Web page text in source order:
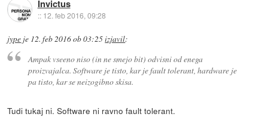
Invictus
:: 12. feb 2016, 09:28
jype je 12. feb 2016 ob 03:25izjavil:
Ampak vseeno niso (in ne smejo bit) odvisni od enega
proizvajalca. Software je tisto, kar je fault tolerant, hardware je
pa tisto, kar se neizogibno skisa.
Tudi tukaj ni. Software ni ravno fault tolerant.